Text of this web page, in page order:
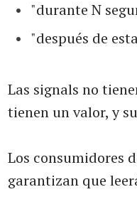
"durante N
"después de
Las signals no
tienen un valor, y
Los consumidores
garantizan que